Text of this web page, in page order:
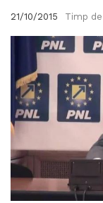
21/10/2015 Timp